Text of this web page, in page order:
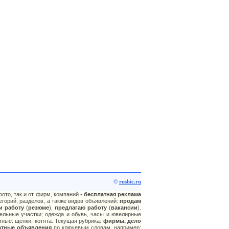
© rusbic.ru
так и от фирм, компаний - бесплатная реклама
разделов, а также видов объявлений: продам
работу (резюме), предлагаю работу (вакансии).
участки; одежда и обувь, часы и ювелирные
щенки, котята. Текущая рубрика: фирмы, дело
объявления по ключевым словам, например: